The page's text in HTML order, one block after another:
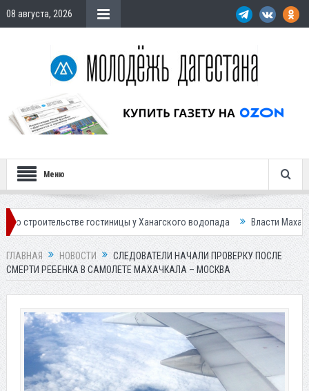
08 августа, 2026
Меню
гостиницы у Ханагского водопада Власти Махачкалы
ГЛАВНАЯ НОВОСТИ
СЛЕДОВАТЕЛИ НАЧАЛИ ПРОВЕРКУ ПОСЛЕ
СМЕРТИ РЕБЕНКА В САМОЛЕТЕ МАХАЧКАЛА – МОСКВА